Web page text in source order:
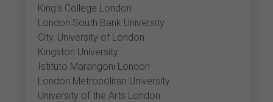
King's College London
London South Bank University
City, University of London
Kingston University
Istituto Marangoni London
London Metropolitan University
University of the Arts London